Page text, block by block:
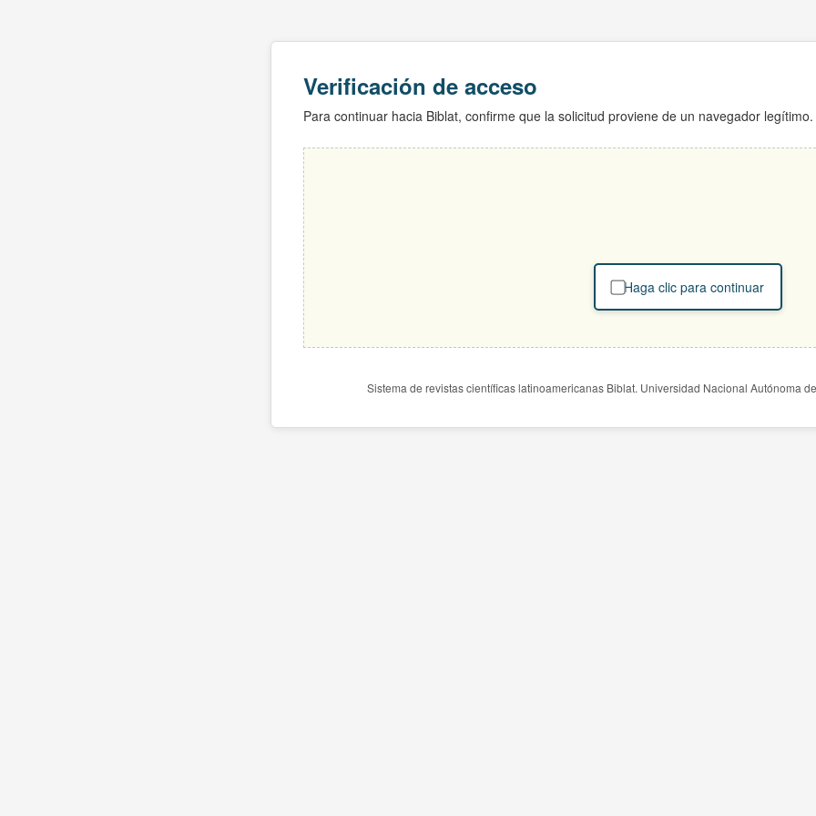
Verificación de acceso
Para continuar hacia Biblat, confirme que la solicitud proviene de un navegador legítimo.
Haga clic para continuar
Sistema de revistas científicas latinoamericanas Biblat. Universidad Nacional Autónoma